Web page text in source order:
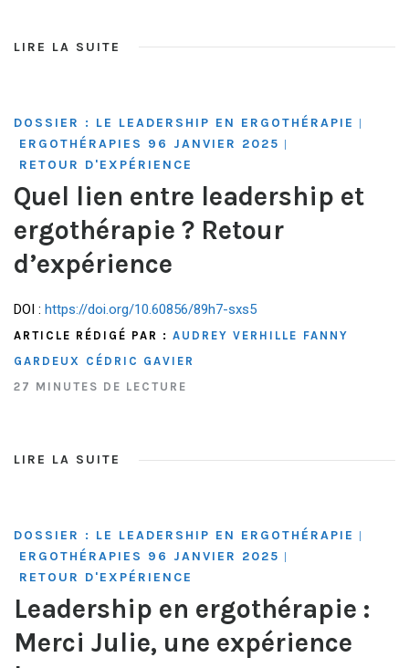
LIRE LA SUITE
DOSSIER : LE LEADERSHIP EN ERGOTHÉRAPIE |
ERGOTHÉRAPIES 96 JANVIER 2025 |
RETOUR D'EXPÉRIENCE
Quel lien entre leadership et
ergothérapie ? Retour
d’expérience
DOI : https://doi.org/10.60856/89h7-sxs5
ARTICLE RÉDIGÉ PAR : AUDREY VERHILLE FANNY
GARDEUX CÉDRIC GAVIER
27 MINUTES DE LECTURE
LIRE LA SUITE
DOSSIER : LE LEADERSHIP EN ERGOTHÉRAPIE
ERGOTHÉRAPIES 96 JANVIER 2025
RETOUR D'EXPÉRIENCE
Leadership en ergothérapie :
Merci Julie, une expérience